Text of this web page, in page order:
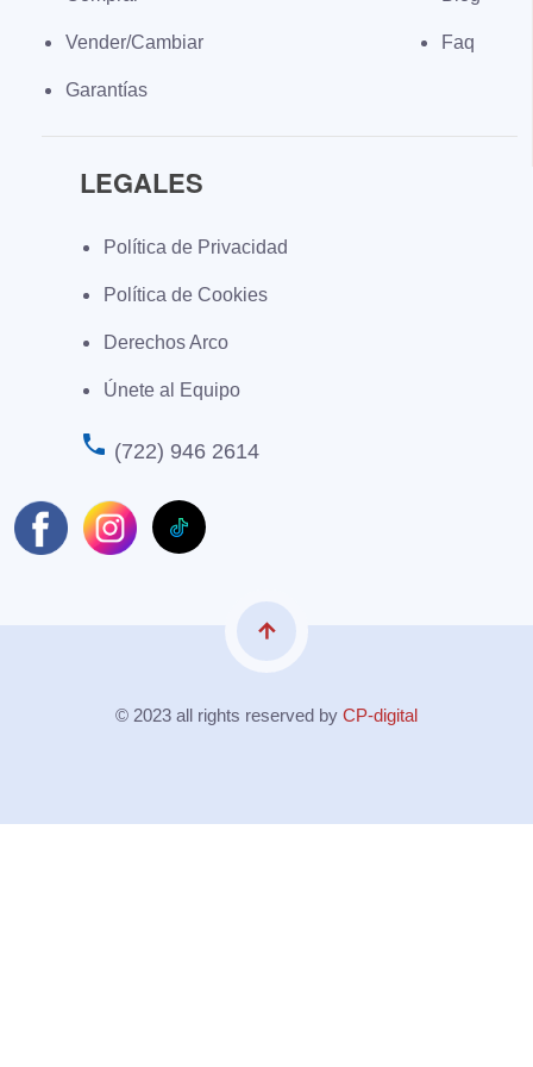
Vender/Cambiar
Garantías
Faq
LEGALES
Política de Privacidad
Política de Cookies
Derechos Arco
Únete al Equipo
phone (722) 946 2614
© 2023 all rights reserved by CP-digital
arrow_upward